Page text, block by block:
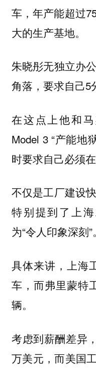
车，年产能超过
大的生产基地。
朱晓彤无独立办
角落，要求自己5
在这点上他和
Model 3 “产能地
时要求自己必须
不仅是工厂建设
特别提到了上
为“令人印象深刻”。
具体来讲，上海
车，而弗里蒙特
辆。
考虑到薪酬差异
万美元，而美国